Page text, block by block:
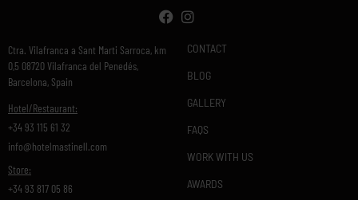
Ctra. Vilafranca a Sant Marti Sarroca, km
0,5 08720 Vilafranca del Penedés,
Barcelona, Spain
Hotel/Restaurant:
+34 93 115 61 32
info@hotelmastinell.com
Store:
+34 93 817 05 86
CONTACT
BLOG
GALLERY
FAQS
WORK WITH US
AWARDS